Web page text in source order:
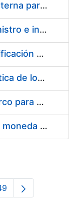
Servicios de una empresa externa para el asesoramiento y resolución de los recursos de alzada que se presentan relacionados con procesos de selección para la FNMT-RCM
Acuerdo marco para el suministro e instalación de persianas, estores y otros complementos
Servicio de Calibración y Verificación Externa de los Equipos de Medición del Servicio de Prevención de la FNMT-RCM
Conexión mediante Fibra Óptica de los Centros de Proceso de Datos (CPDs) de las sedes de la FNMT-RCM de Burgos y Madrid
Contratación de acuerdo marco para el Suministro de Material de Electricidad para la Fábrica Nacional de Moneda y Timbre-Real Casa de la Moneda en su centro de trabajo de Burgos
Suministro de estuches para moneda de 30 €
Pages Use
Page